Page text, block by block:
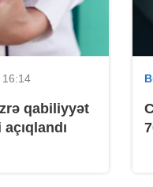
16:14
qabiliyyət